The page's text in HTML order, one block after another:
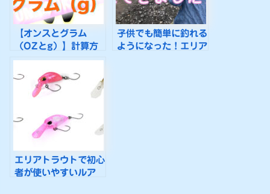
【オンスとグラム
（OZとg）】計算方
法をわかりやすく解説
します♪
子供でも簡単に釣れる
ようになった！エリア
エリアトラウトで初心
者が使いやすいルア